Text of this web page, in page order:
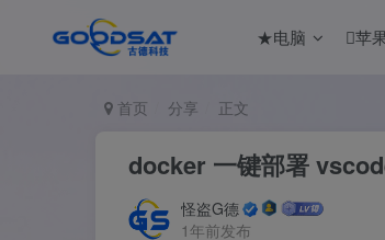
★电脑 苹
首页 分享 正文
docker 一键部署
怪盗G德
1年前发布